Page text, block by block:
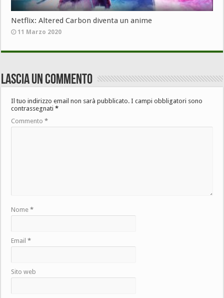
Netflix: Altered Carbon diventa un anime
11 Marzo 2020
Lascia un commento
Il tuo indirizzo email non sarà pubblicato. I campi obbligatori sono
contrassegnati*
Commento*
Nome*
Email*
Sito web